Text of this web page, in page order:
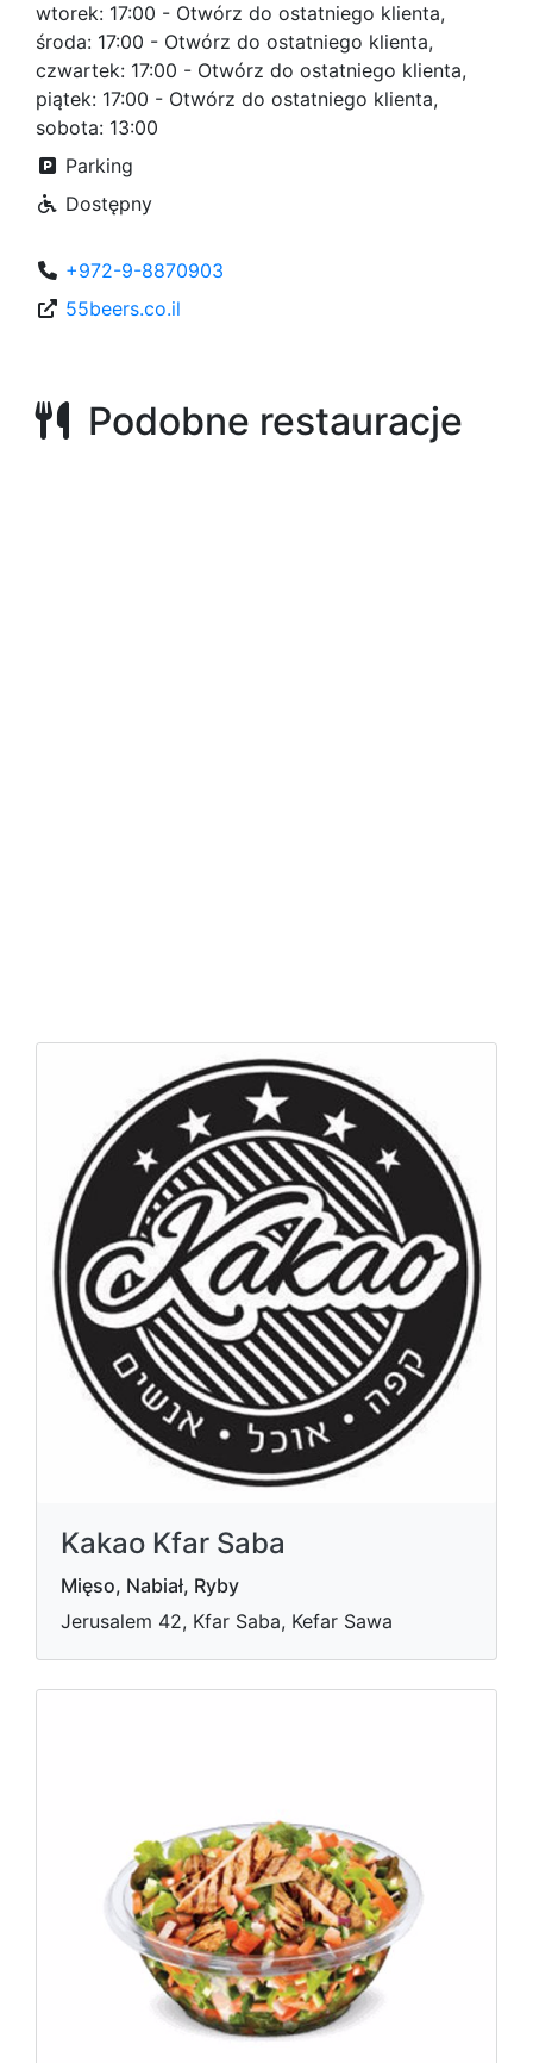
wtorek: 17:00 - Otwórz do ostatniego klienta,
środa: 17:00 - Otwórz do ostatniego klienta,
czwartek: 17:00 - Otwórz do ostatniego klienta,
piątek: 17:00 - Otwórz do ostatniego klienta,
sobota: 13:00
Parking
Dostępny
+972-9-8870903
55beers.co.il
Podobne restauracje
Kakao Kfar Saba
Mięso, Nabiał, Ryby
Jerusalem 42, Kfar Saba, Kefar Sawa